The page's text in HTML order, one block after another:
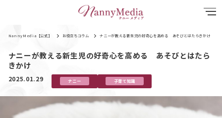
NannyMedia【公式】 お役立ちコラム ナニーが教える新生児の好奇心を高める あそびとはたらきかけ
ナニーが教える新生児の好奇心を高める あそびとはたら
きかけ
2025.01.29 ナニー 子育て知識